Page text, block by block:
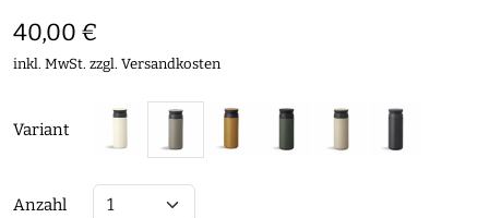
40,00 €
inkl. MwSt. zzgl. Versandkosten
Variant
Anzahl